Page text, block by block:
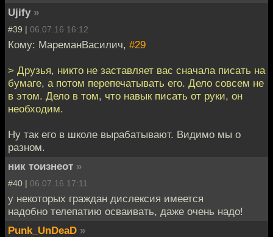
Ujify »
#39 | 06.07.16 16:12
Кому: МареманВасилич, #29
> Друзья, никто не заставляет вас сначала писать на
бумаге, а потом перепечатывать его. Дело совсем не
в этом. Дело в том, что навык писать от руки, он
необходим.
Ну так его в школе вырабатывают. Видимо мы о
разном.
ник тоизнеот »
#40 | 06.07.16 17:11
у некоторых граждан дислексия имеется
надобно телепатию осваивать, даже очень надо!
Punk_UnDeaD »